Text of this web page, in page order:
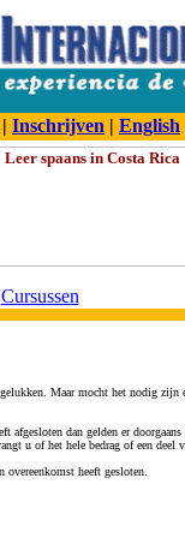
| Inschrijven | English
Cursussen
Maar mocht het nodig
dan gelden er
u of het hele bedrag of een
heeft gesloten.